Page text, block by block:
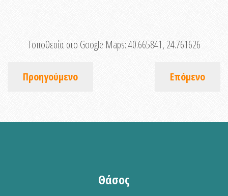
Τοποθεσία στο Google Maps:40.665841, 24.761626
Προηγούμενο Επόμενο
Θάσος